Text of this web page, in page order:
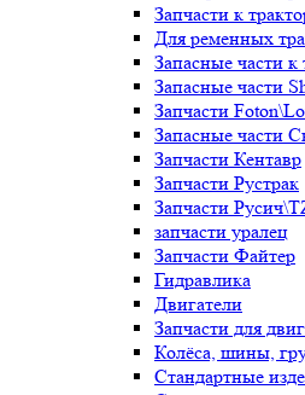
Запчасти к
Для ременных
Запасные части
Запасные части
Запчасти
Запасные части
Запчасти Кентавр
Запчасти Рустрак
Запчасти
запчасти уралец
Запчасти Файтер
Гидравлика
Двигатели
Запчасти для
Колёса, шины,
Стандартные